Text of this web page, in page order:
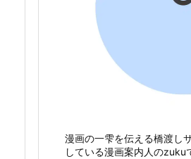
漫画の一雫を伝える橋渡し
している漫画案内人のzuku